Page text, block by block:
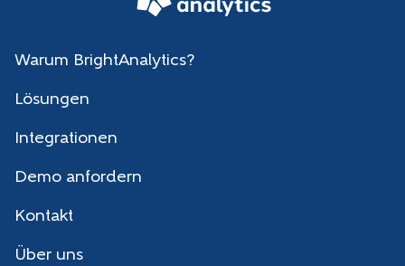
Warum BrightAnalytics?
Lösungen
Integrationen
Demo anfordern
Kontakt
Über uns